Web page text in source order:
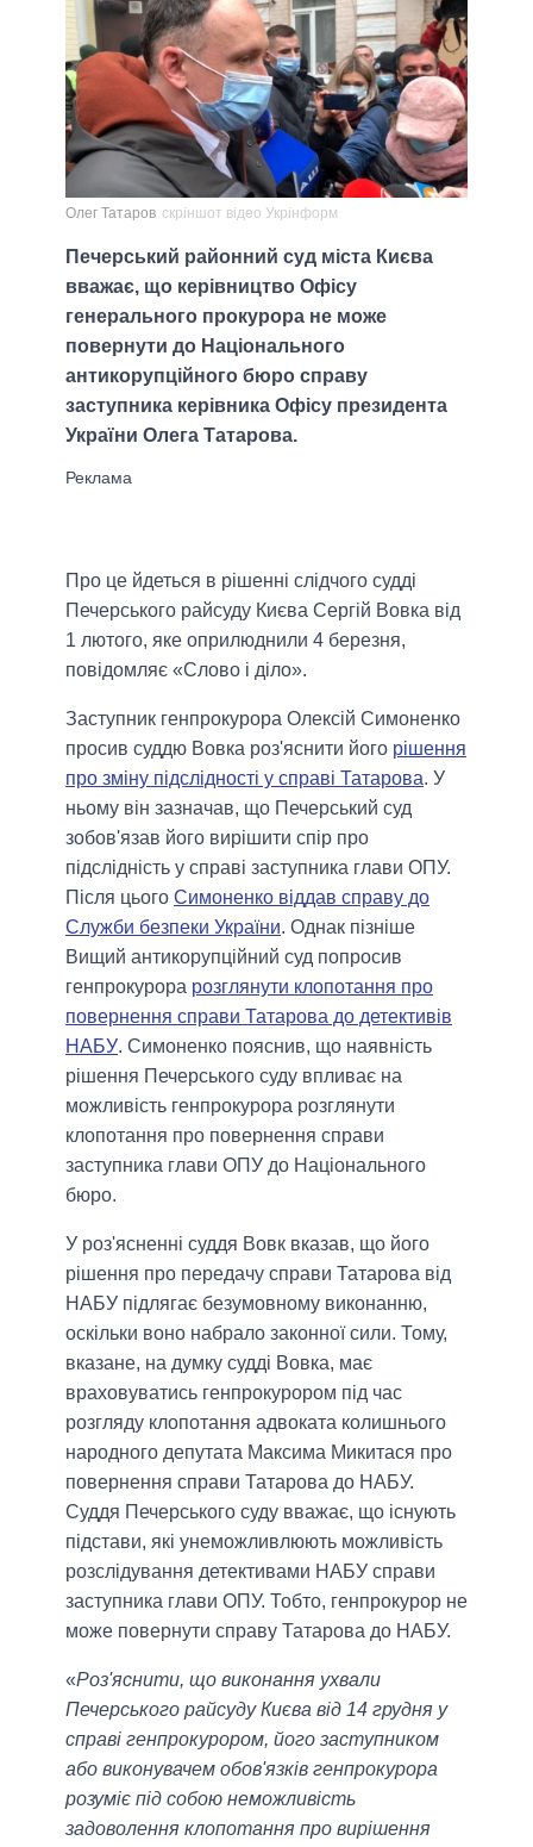
Олег Татаров скріншот відео Укрінформ
Печерський районний суд міста Києва
вважає, що керівництво Офісу
генерального прокурора не може
повернути до Національного
антикорупційного бюро справу
заступника керівника Офісу президента
України Олега Татарова.
Про це йдеться в рішенні слідчого судді
Печерського райсуду Києва Сергій Вовка від
1 лютого, яке оприлюднили 4 березня,
повідомляє «Слово і діло».
Заступник генпрокурора Олексій Симоненко
просив суддю Вовка роз'яснити його рішення
про зміну підслідності у справі Татарова. У
ньому він зазначав, що Печерський суд
зобов'язав його вирішити спір про
підслідність у справі заступника глави ОПУ.
Після цього Симоненко віддав справу до
Служби безпеки України. Однак пізніше
Вищий антикорупційний суд попросив
генпрокурора розглянути клопотання про
повернення справи Татарова до детективів
НАБУ. Симоненко пояснив, що наявність
рішення Печерського суду впливає на
можливість генпрокурора розглянути
клопотання про повернення справи
заступника глави ОПУ до Національного
бюро.
У роз'ясненні суддя Вовк вказав, що його
рішення про передачу справи Татарова від
НАБУ підлягає безумовному виконанню,
оскільки воно набрало законної сили. Тому,
вказане, на думку судді Вовка, має
враховуватись генпрокурором під час
розгляду клопотання адвоката колишнього
народного депутата Максима Микитася про
повернення справи Татарова до НАБУ.
Суддя Печерського суду вважає, що існують
підстави, які унеможливлюють можливість
розслідування детективами НАБУ справи
заступника глави ОПУ. Тобто, генпрокурор не
може повернути справу Татарова до НАБУ.
«Роз'яснити, що виконання ухвали
Печерського райсуду Києва від 14 грудня у
справі генпрокурором, його заступником
або виконувачем обов'язків генпрокурора
розуміє під собою неможливість
задоволення клопотання про вирішення